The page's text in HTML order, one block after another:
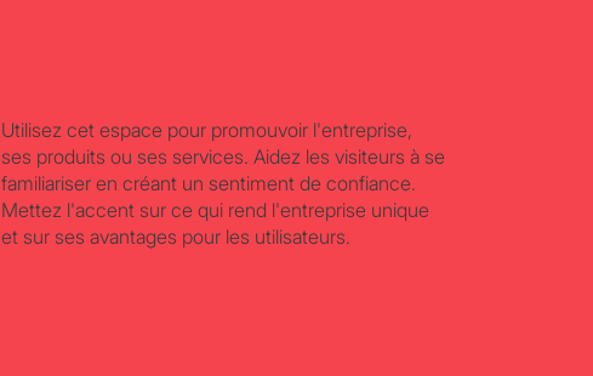
Utilisez cet espace pour promouvoir l'entreprise,
ses produits ou ses services. Aidez les visiteurs à se
familiariser en créant un sentiment de confiance.
Mettez l'accent sur ce qui rend l'entreprise unique
et sur ses avantages pour les utilisateurs.